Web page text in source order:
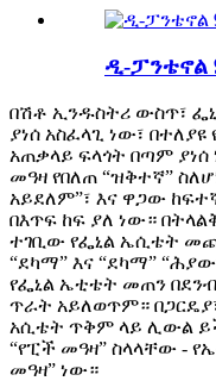
ዲ-ፓንቴኖል
በሽቶ ኢንዱስትሪ ውስጥ፣
ያነሰ አስፈላጊ ነው፣
አጠቃላይ ፍላጎት በጣም
መዓዛ የበለጠ “ዝቅተኛ”
አይደለም”፣ እና ዋጋው
በእጥፍ ከፍ ያለ ነው።
ተገቢው የፌኒል ኤሲቴት
“ደካማ” እና “ደካማ”
የፌኒል ኤቲቴት መጠን በደንብ
ጥራት አይለወጥም።
አሲቴት ጥቅም ላይ ሊውል
“የፒች መዓዛ” ስላላቸው -
መዓዛ” ነው።